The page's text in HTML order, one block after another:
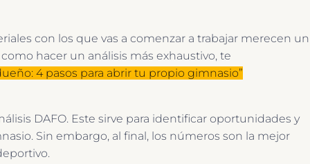
con los que vas a comenzar a trabajar merecen un
hacer un análisis más exhaustivo, te
4 pasos para abrir tu propio gimnasio”
DAFO. Este sirve para identificar oportunidades y
Sin embargo, al final, los números son la mejor